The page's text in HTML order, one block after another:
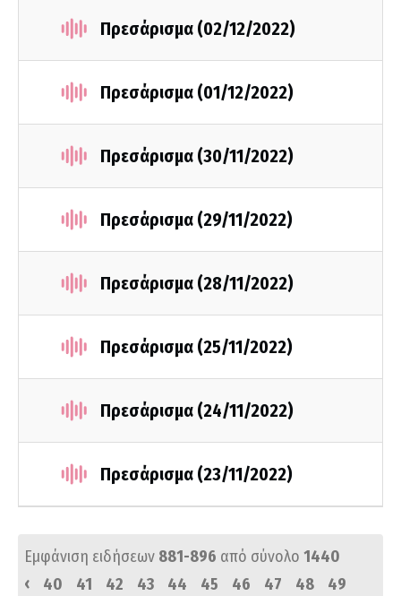
Πρεσάρισμα (02/12/2022)
Πρεσάρισμα (01/12/2022)
Πρεσάρισμα (30/11/2022)
Πρεσάρισμα (29/11/2022)
Πρεσάρισμα (28/11/2022)
Πρεσάρισμα (25/11/2022)
Πρεσάρισμα (24/11/2022)
Πρεσάρισμα (23/11/2022)
Εμφάνιση ειδήσεων 881-896 από σύνολο 1440
‹
40 41 42 43 44 45 46 47 48
49